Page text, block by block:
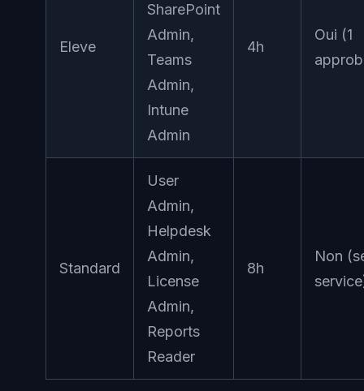
Eleve
SharePoint
Admin,
Teams
Admin,
Intune
Admin
4h
Oui (1
Standard
User
Admin,
Helpdesk
Admin,
License
Admin,
Reports
Reader
8h
Non